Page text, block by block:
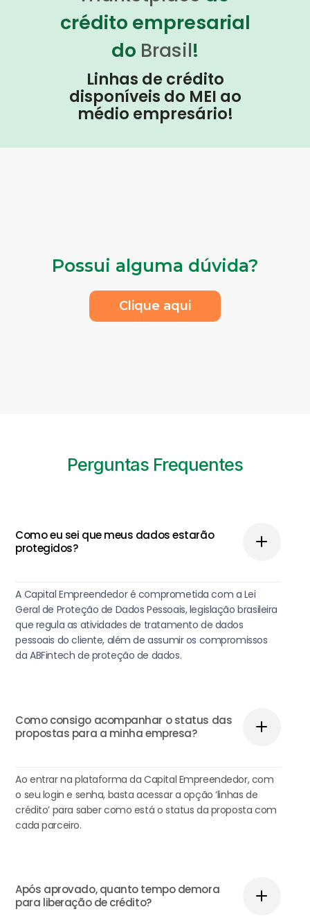
crédito empresarial
do Brasil!
Linhas de crédito
disponíveis do MEI ao
médio empresário!
Possui alguma dúvida?
Clique aqui
Perguntas Frequentes
Como eu sei que meus dados estarão
protegidos?
A Capital Empreendedor é comprometida com a Lei
Geral de Proteção de Dados Pessoais, legislação brasileira
que regula as atividades de tratamento de dados
pessoais do cliente, além de assumir os compromissos
da ABFintech de proteção de dados.
Como consigo acompanhar o status das
propostas para a minha empresa?
Ao entrar na plataforma da Capital Empreendedor, com
o seu login e senha, basta acessar a opção ‘linhas de
crédito’ para saber como está o status da proposta com
cada parceiro.
Após aprovado, quanto tempo demora
para liberação de crédito?